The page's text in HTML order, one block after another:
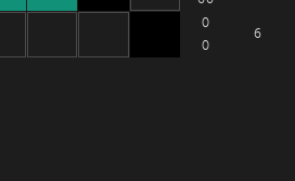
0
0
6